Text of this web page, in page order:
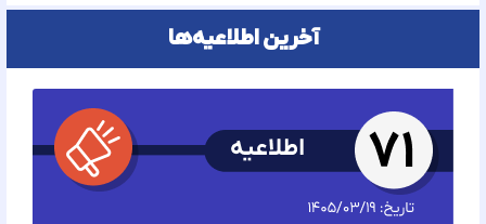
آخرین اطلاعیه‌ها